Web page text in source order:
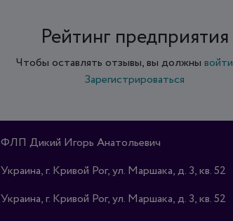
Рейтинг предприятия
Чтобы оставлять отзывы, вы должны войти
Зарегистрироваться
ФЛП Дикий Игорь Анатольевич
Украина, г. Кривой Рог, ул. Маршака, д. 3, кв. 52
Украина, г. Кривой Рог, ул. Маршака, д. 3, кв. 52